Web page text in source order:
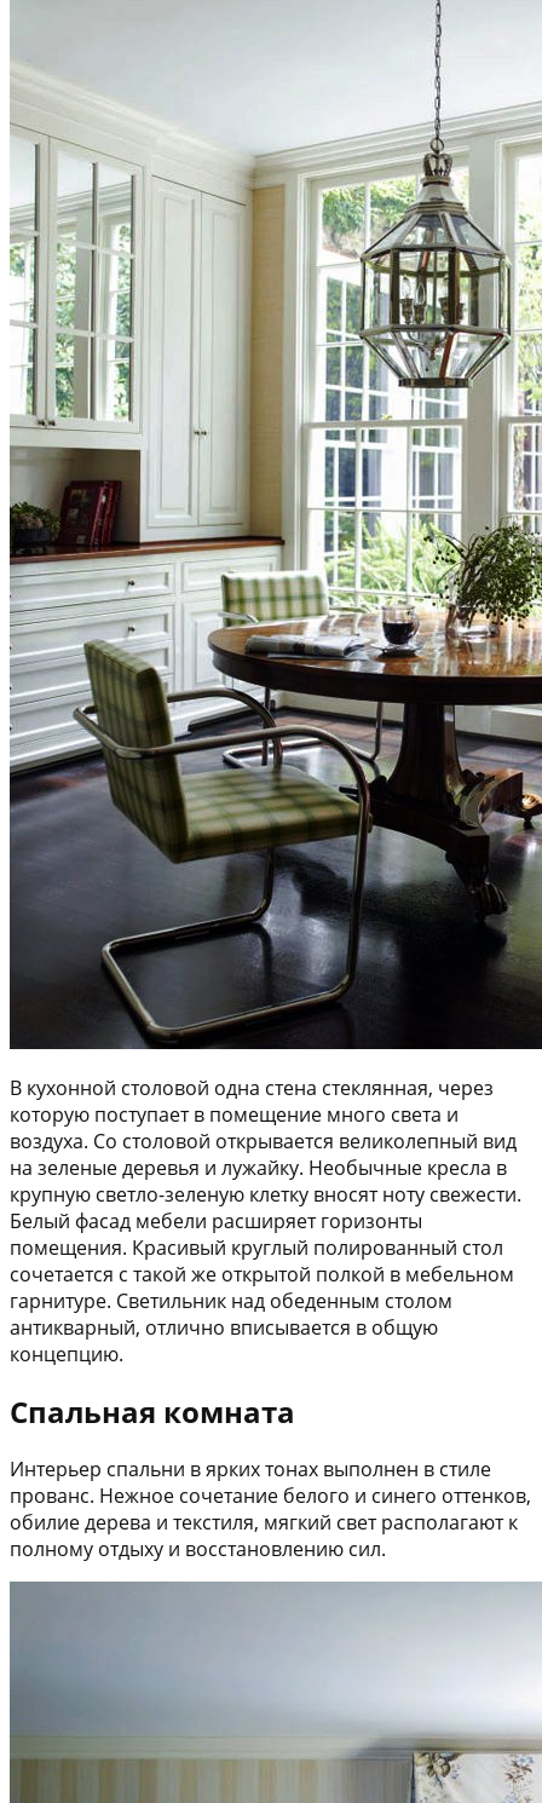
В кухонной столовой одна стена стеклянная, через
которую поступает в помещение много света и
воздуха. Со столовой открывается великолепный вид
на зеленые деревья и лужайку. Необычные кресла в
крупную светло-зеленую клетку вносят ноту свежести.
Белый фасад мебели расширяет горизонты
помещения. Красивый круглый полированный стол
сочетается с такой же открытой полкой в мебельном
гарнитуре. Светильник над обеденным столом
антикварный, отлично вписывается в общую
концепцию.
Спальная комната
Интерьер спальни в ярких тонах выполнен в стиле
прованс. Нежное сочетание белого и синего оттенков,
обилие дерева и текстиля, мягкий свет располагают к
полному отдыху и восстановлению сил.